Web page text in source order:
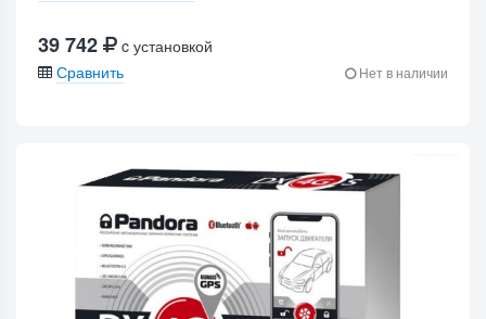
39 742
c установкой
Сравнить
Нет в наличии